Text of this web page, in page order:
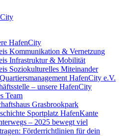
HafenCity
Kommunikation & Vernetzung
Infrastruktur & Mobilität
Soziokulturelles Miteinander
HafenCity e.V.
– unsere HafenCity
Team
Grasbrookpark
Sportplatz HafenKante
– 2025 bewegt viel
Förderrichtlinien für dein